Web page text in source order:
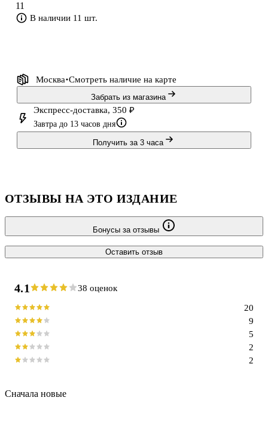
11
В наличии 11 шт.
Москва Смотреть наличие на карте
Забрать из магазина
Экспресс-доставка, 350 ₽
Завтра до 13 часов дня
Получить за 3 часа
ОТЗЫВЫ НА ЭТО ИЗДАНИЕ
Бонусы за отзывы
Оставить отзыв
4.1 38 оценок
2
2
5
9
20
Сначала новые